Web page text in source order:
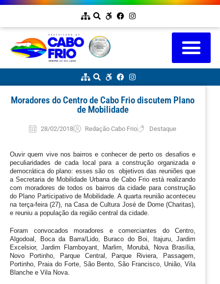
Moradores do Centro de Cabo Frio discutem Plano
de Mobilidade
28/02/2018 Redação Cabo Frio Destaque
Ouvir quem vive nos bairros e conhecer de perto os desafios e
peculiaridades de cada local para a construção organizada e
democrática do plano: esses são os  objetivos das reuniões que
a Secretaria de Mobilidade Urbana de Cabo Frio está realizando
com moradores de todos os bairros da cidade para construção
do Plano Participativo de Mobilidade. A quarta reunião aconteceu
na terça-feira (27), na Casa de Cultura José de Dome (Charitas),
e reuniu a população da região central da cidade.
Foram convocados moradores e comerciantes do Centro,
Algodoal, Boca da Barra/Lido, Buraco do Boi, Itajuru, Jardim
Excelsior, Jardim Flamboyant, Marlim, Morubá, Nova Brasília,
Novo Portinho, Parque Central, Parque Riviera, Passagem,
Portinho, Praia do Forte, São Bento, São Francisco, União, Vila
Blanche e Vila Nova.